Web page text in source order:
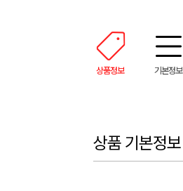
상품정보 기본정보
상품 기본정보